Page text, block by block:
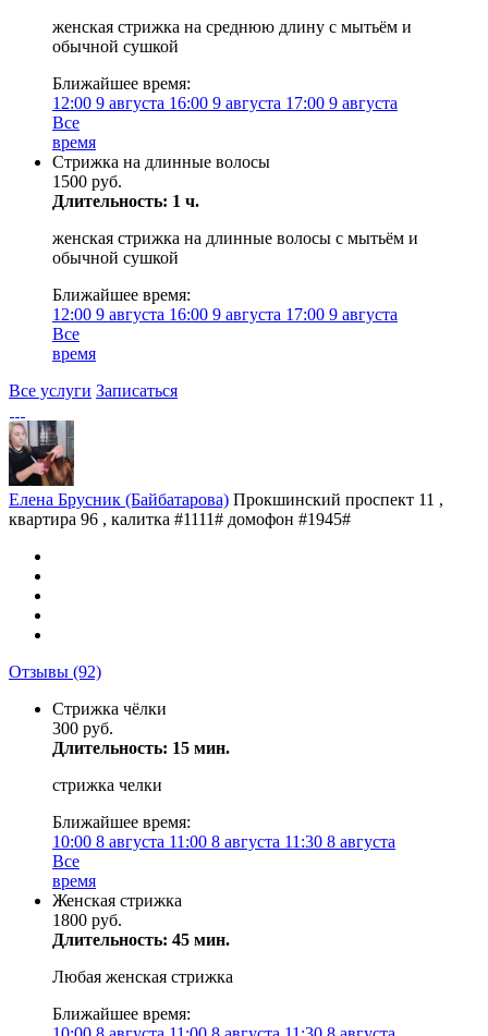
женская стрижка на среднюю длину с мытьём и
обычной сушкой
Ближайшее время:
12:00 9 августа 16:00 9 августа 17:00 9 августа
Все
время
Стрижка на длинные волосы
1500 руб.
Длительность: 1 ч.
женская стрижка на длинные волосы с мытьём и
обычной сушкой
Ближайшее время:
12:00 9 августа 16:00 9 августа 17:00 9 августа
Все
время
Все услуги Записаться
Елена Брусник (Байбатарова) Прокшинский проспект 11 ,
квартира 96 , калитка #1111# домофон #1945#
Отзывы (92)
Стрижка чёлки
300 руб.
Длительность: 15 мин.
стрижка челки
Ближайшее время:
10:00 8 августа 11:00 8 августа 11:30 8 августа
Все
время
Женская стрижка
1800 руб.
Длительность: 45 мин.
Любая женская стрижка
Ближайшее время: